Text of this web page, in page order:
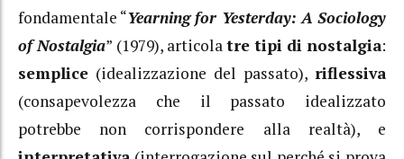
fondamentale “Yearning for Yesterday: A Sociology
of Nostalgia” (1979), articolatre tipi di nostalgia:
semplice (idealizzazione del passato), riflessiva
(consapevolezza che il passato idealizzato
potrebbe non corrispondere alla realtà), e